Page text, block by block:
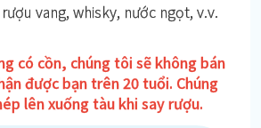
vang, whisky, nước ngọt, v.v.
có cồn, chúng tôi sẽ không bán
được bạn trên 20 tuổi. Chúng
lên xuống tàu khi say rượu.